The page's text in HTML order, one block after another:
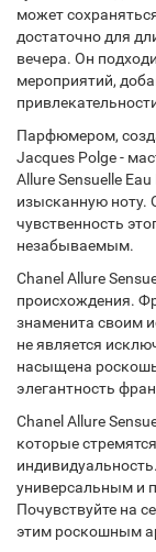
может
достаточно для
вечера. Он
мероприятий,
Парфюмером,
Jacques Polge -
Allure Sensuelle
изысканную ноту.
чувственность
незабываемым.
Chanel Allure
происхождения.
знаменита своим
не является
насыщена
элегантность
Chanel Allure
которые
универсальным и
Почувствуйте на
этим роскошным